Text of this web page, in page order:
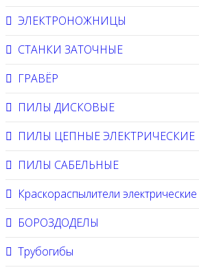
ЭЛЕКТРОНОЖНИЦЫ
СТАНКИ ЗАТОЧНЫЕ
ГРАВЁР
ПИЛЫ ДИСКОВЫЕ
ПИЛЫ ЦЕПНЫЕ ЭЛЕКТРИЧЕСКИЕ
ПИЛЫ САБЕЛЬНЫЕ
Краскораспылители электрические
БОРОЗДОДЕЛЫ
Трубогибы